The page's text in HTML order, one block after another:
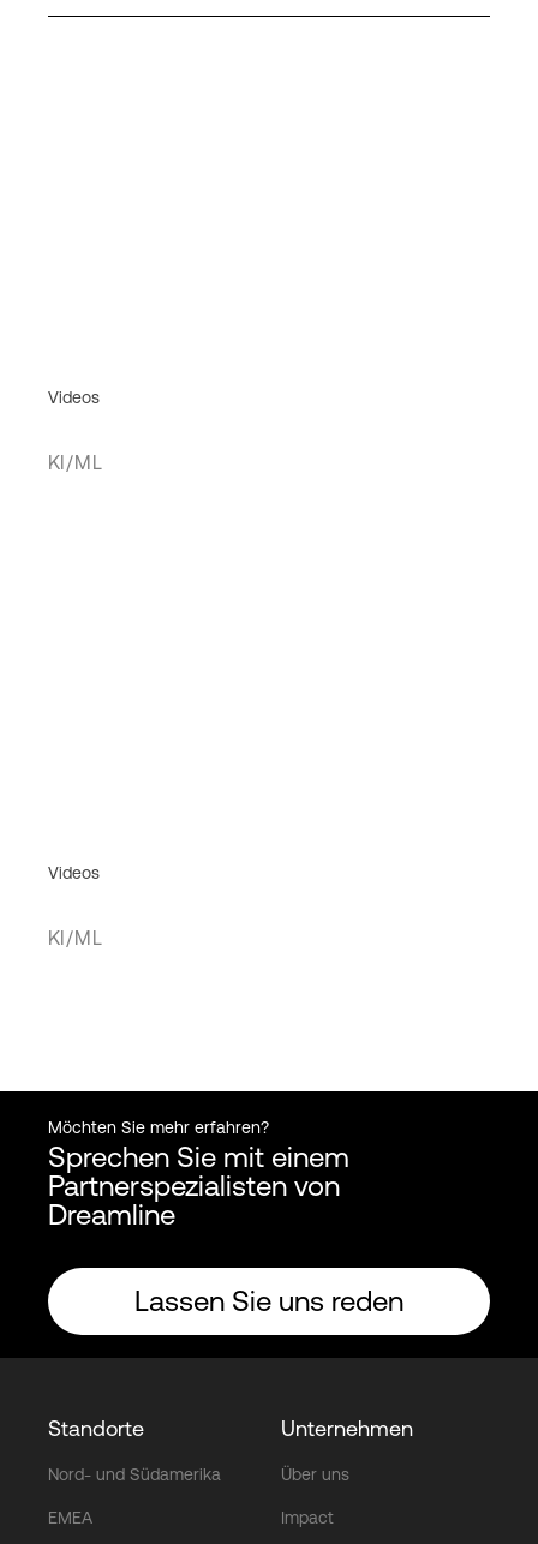
Videos
KI/ML
Videos
KI/ML
Möchten Sie mehr erfahren?
Sprechen Sie mit einem
Partnerspezialisten von
Dreamline
Lassen Sie uns reden
Standorte
Nord- und Südamerika
EMEA
Unternehmen
Über uns
Impact